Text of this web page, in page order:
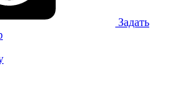
Задать